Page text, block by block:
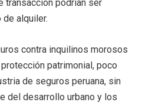
podrían ser
alquiler.
contra inquilinos morosos
patrimonial, poco
de seguros peruana, sin
del desarrollo urbano y los